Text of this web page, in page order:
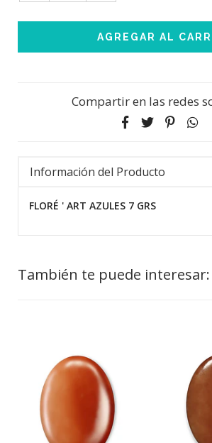
Compartir en las redes
Información del Producto
FLORÉ ' ART AZULES 7 GRS
También te puede interesar: